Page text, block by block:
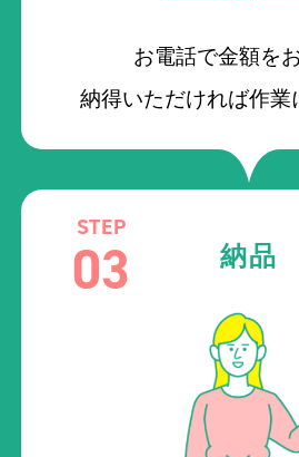
お電話で金額を
納得いただければ作業
STEP
03 納品